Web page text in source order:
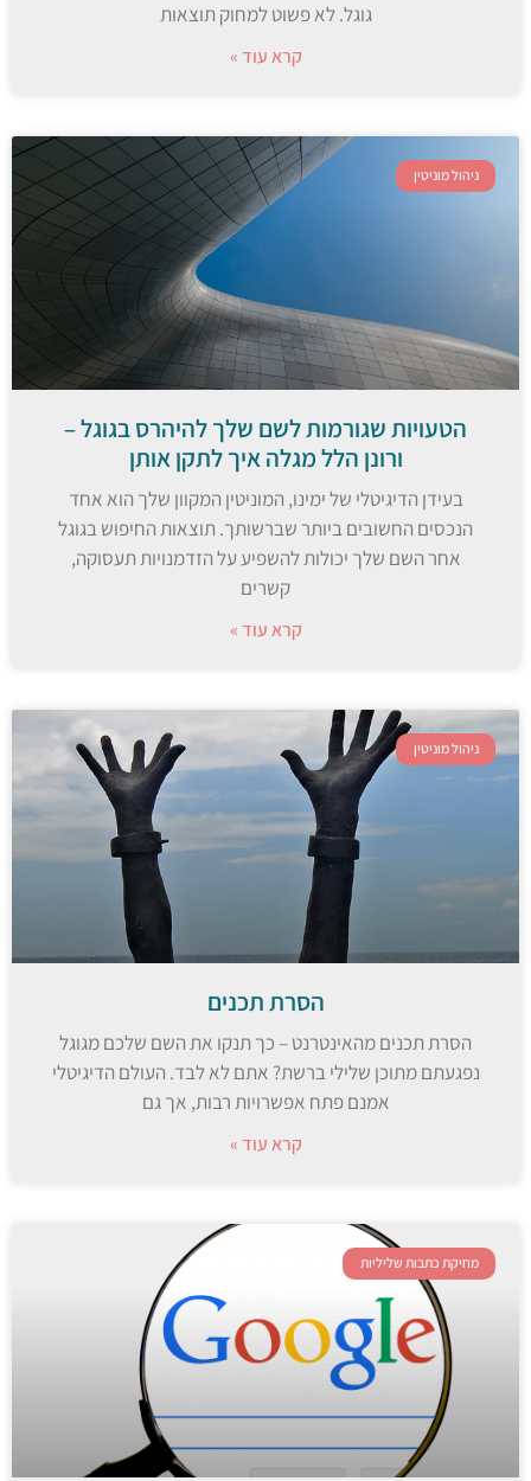
גוגל. לא פשוט למחוק תוצאות
קרא עוד »
ניהול מוניטין
הטעויות שגורמות לשם שלך להיהרס בגוגל –
ורונן הלל מגלה איך לתקן אותן
בעידן הדיגיטלי של ימינו, המוניטין המקוון שלך הוא אחד
הנכסים החשובים ביותר שברשותך. תוצאות החיפוש בגוגל
אחר השם שלך יכולות להשפיע על הזדמנויות תעסוקה,
קשרים
קרא עוד »
ניהול מוניטין
הסרת תכנים
הסרת תכנים מהאינטרנט – כך תנקו את השם שלכם מגוגל
נפגעתם מתוכן שלילי ברשת? אתם לא לבד. העולם הדיגיטלי
אמנם פתח אפשרויות רבות, אך גם
קרא עוד »
מחיקת כתבות שליליות